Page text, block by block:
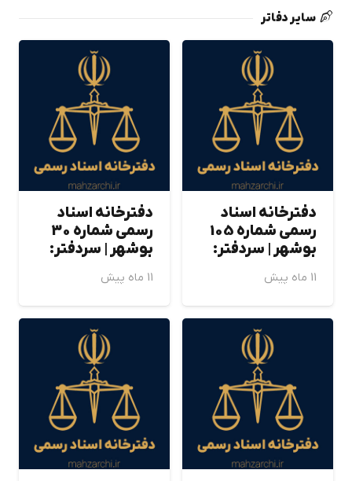
سایر دفاتر
دفترخانه اسناد
رسمی شماره 105
بوشهر | سردفتر:
11 ماه پیش
دفترخانه اسناد
رسمی شماره 30
بوشهر | سردفتر:
11 ماه پیش